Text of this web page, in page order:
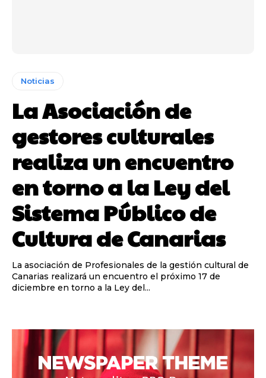
Noticias
La Asociación de
gestores culturales
realiza un encuentro
en torno a la Ley del
Sistema Público de
Cultura de Canarias
La asociación de Profesionales de la gestión cultural de
Canarias realizará un encuentro el próximo 17 de
diciembre en torno a la Ley del...